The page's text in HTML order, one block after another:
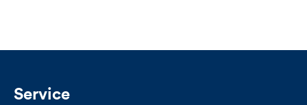
Kommentare
Service